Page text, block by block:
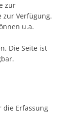
zur
zur Verfügung.
u.a.
Die Seite ist
die Erfassung